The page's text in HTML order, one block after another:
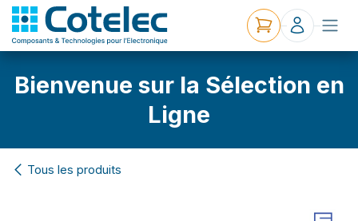
Bienvenue sur la Sélection en
Ligne
Tous les produits